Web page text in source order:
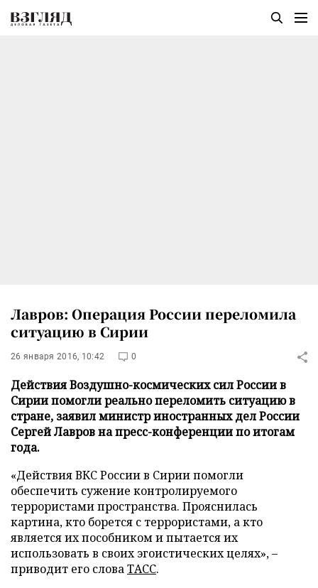
Лавров: Операция России переломила
ситуацию в Сирии
26 января 2016, 10:42 0
Действия Воздушно-космических сил России в
Сирии помогли реально переломить ситуацию в
стране, заявил министр иностранных дел России
Сергей Лавров на пресс-конференции по итогам
года.
«Действия ВКС России в Сирии помогли
обеспечить сужение контролируемого
террористами пространства. Прояснилась
картина, кто борется с террористами, а кто
является их пособником и пытается их
использовать в своих эгоистических целях», –
приводит его словаТАСС.